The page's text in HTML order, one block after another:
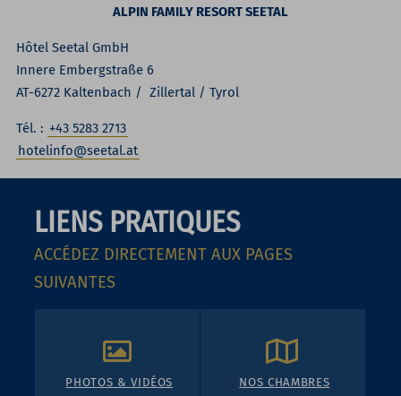
ALPIN FAMILY RESORT SEETAL
Hôtel Seetal GmbH
Innere Embergstraße 6
AT-6272 Kaltenbach / Zillertal / Tyrol
Tél. : +43 5283 2713
hotelinfo@seetal.at
LIENS PRATIQUES
ACCÉDEZ DIRECTEMENT AUX PAGES
SUIVANTES
PHOTOS & VIDÉOS NOS CHAMBRES